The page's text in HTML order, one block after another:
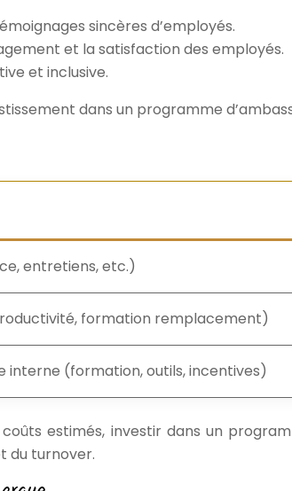
sincères d’employés.
et la satisfaction des employés.
et inclusive.
dans un programme
entretiens, etc.)
formation remplacement)
interne (formation, outils, incentives)
estimés, investir dans un
du turnover.